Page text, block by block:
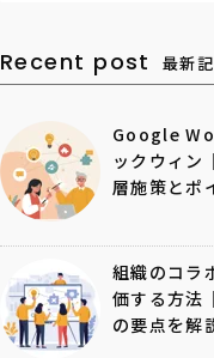
Recent post 最新
Google
ックウィン
層施策とポ
組織のコラ
価する方法
の要点を解